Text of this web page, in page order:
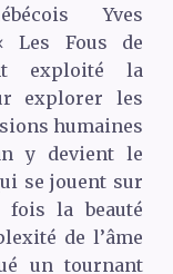
Yves
Les Fous de
exploité la
explorer les
humaines
y devient le
se jouent sur
la beauté
de l’âme
un tournant